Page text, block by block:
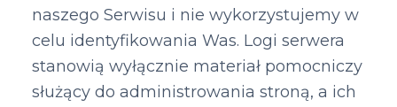
naszego Serwisu i nie wykorzystujemy w
celu identyfikowania Was. Logi serwera
stanowią wyłącznie materiał pomocniczy
służący do administrowania stroną, a ich